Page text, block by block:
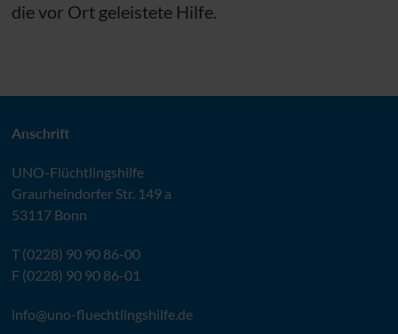
die vor Ort geleistete Hilfe.
Anschrift
UNO-Flüchtlingshilfe
Graurheindorfer Str. 149 a
53117 Bonn
T (0228) 90 90 86-00
F (0228) 90 90 86-01
info@uno-fluechtlingshilfe.de